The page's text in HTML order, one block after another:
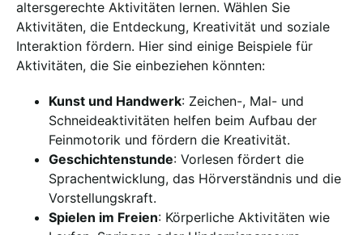
altersgerechte Aktivitäten lernen. Wählen Sie
Aktivitäten, die Entdeckung, Kreativität und soziale
Interaktion fördern. Hier sind einige Beispiele für
Aktivitäten, die Sie einbeziehen könnten:
Kunst und Handwerk: Zeichen-, Mal- und
Schneideaktivitäten helfen beim Aufbau der
Feinmotorik und fördern die Kreativität.
Geschichtenstunde: Vorlesen fördert die
Sprachentwicklung, das Hörverständnis und die
Vorstellungskraft.
Spielen im Freien: Körperliche Aktivitäten wie